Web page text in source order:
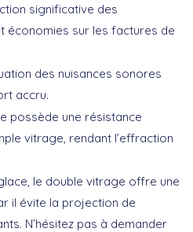
significative des
économies sur les factures de
des nuisances sonores
accru.
possède une résistance
vitrage, rendant l’effraction
le double vitrage offre une
il évite la projection de
N’hésitez pas à demander